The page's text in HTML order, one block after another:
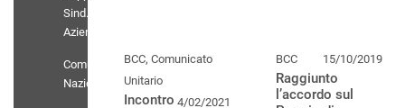
Sind.
Aziendali
Comunicati
Nazionali
BCC, Comunicato
Unitario
4/02/2021
Incontro
BCC 15/10/2019
Raggiunto
l’accordo sul